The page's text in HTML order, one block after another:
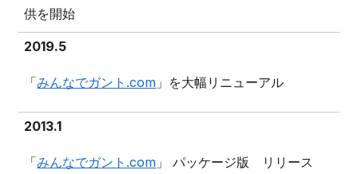
供を開始
2019.5
「みんなでガント.com 」を大幅リニューアル
2013.1
「みんなでガント.com 」 パッケージ版 リリース